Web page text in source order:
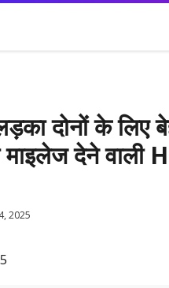
दोनों के
देने
2025